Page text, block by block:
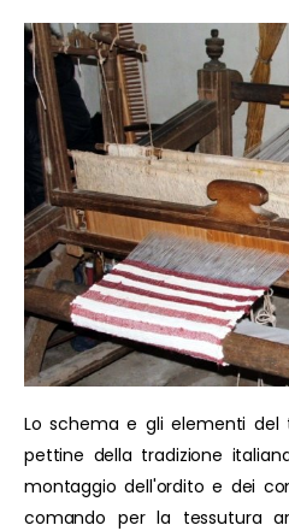
Lo schema e gli elementi
pettine della tradizione
montaggio dell'ordito e dei
comando per la tessutura